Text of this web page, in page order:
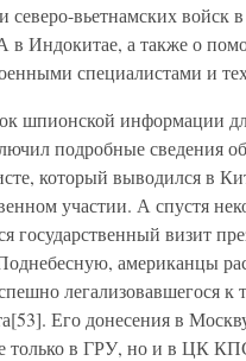
северо-вьетнамских войск
Индокитае, а также о
специалистами и
шпионской информации
подробные сведения
который выводился в
участии. А спустя
государственный визит
американцы
легализовавшегося к
Его донесения в
только в ГРУ, но и в ЦК